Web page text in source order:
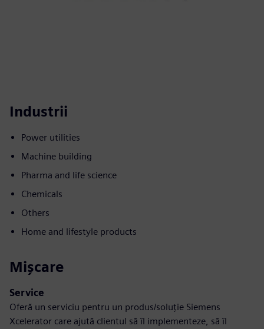
Industrii
Power utilities
Machine building
Pharma and life science
Chemicals
Others
Home and lifestyle products
Mișcare
Service
Oferă un serviciu pentru un produs/soluție Siemens
Xcelerator care ajută clientul să îl implementeze, să îl